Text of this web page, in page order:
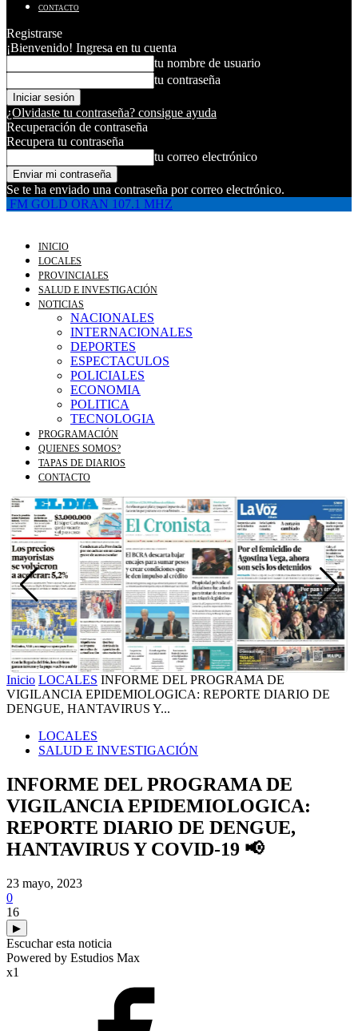
CONTACTO
Registrarse
¡Bienvenido! Ingresa en tu cuenta
tu nombre de usuario
tu contraseña
¿Olvidaste tu contraseña? consigue ayuda
Recuperación de contraseña
Recupera tu contraseña
tu correo electrónico
Se te ha enviado una contraseña por correo electrónico.
FM GOLD ORAN 107.1 MHZ
INICIO
LOCALES
PROVINCIALES
SALUD E INVESTIGACIÓN
NOTICIAS
NACIONALES
INTERNACIONALES
DEPORTES
ESPECTACULOS
POLICIALES
ECONOMIA
POLITICA
TECNOLOGIA
PROGRAMACIÓN
QUIENES SOMOS?
TAPAS DE DIARIOS
CONTACTO
Inicio LOCALES INFORME DEL PROGRAMA DE
VIGILANCIA EPIDEMIOLOGICA: REPORTE DIARIO DE
DENGUE, HANTAVIRUS Y...
LOCALES
SALUD E INVESTIGACIÓN
INFORME DEL PROGRAMA DE
VIGILANCIA EPIDEMIOLOGICA:
REPORTE DIARIO DE DENGUE,
HANTAVIRUS Y COVID-19 📢
23 mayo, 2023
0
16
▶
Escuchar esta noticia
Powered by Estudios Max
x1